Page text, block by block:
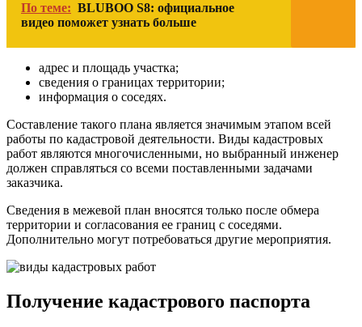
По теме: BLUBOO S8: официальное
видео поможет узнать больше
адрес и площадь участка;
сведения о границах территории;
информация о соседях.
Составление такого плана является значимым этапом всей
работы по кадастровой деятельности. Виды кадастровых
работ являются многочисленными, но выбранный инженер
должен справляться со всеми поставленными задачами
заказчика.
Сведения в межевой план вносятся только после обмера
территории и согласования ее границ с соседями.
Дополнительно могут потребоваться другие мероприятия.
Получение кадастрового паспорта